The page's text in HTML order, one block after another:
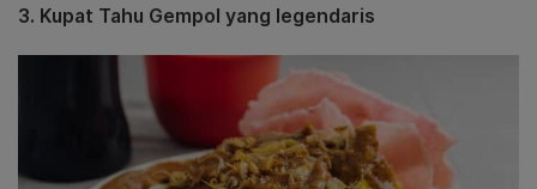
3. Kupat Tahu Gempol yang legendaris